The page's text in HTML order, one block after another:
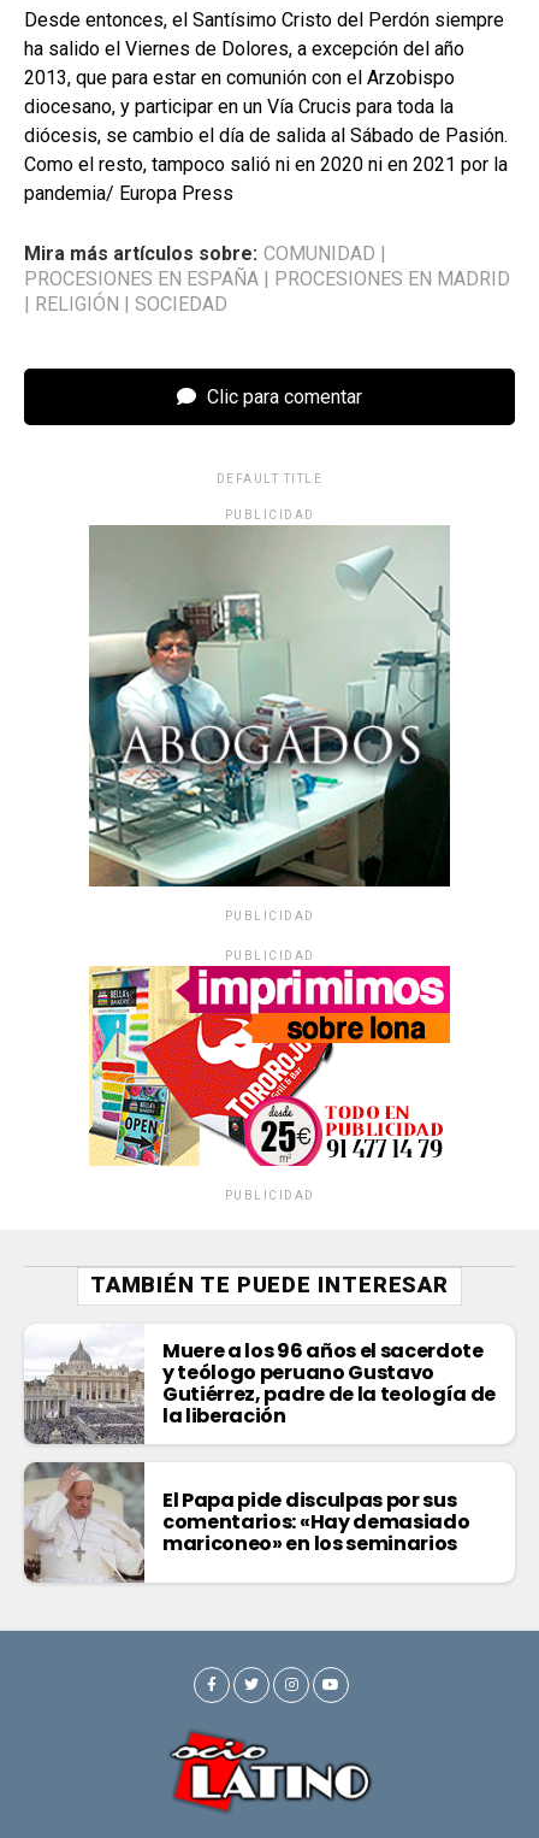
Desde entonces, el Santísimo Cristo del Perdón siempre
ha salido el Viernes de Dolores, a excepción del año
2013, que para estar en comunión con el Arzobispo
diocesano, y participar en un Vía Crucis para toda la
diócesis, se cambio el día de salida al Sábado de Pasión.
Como el resto, tampoco salió ni en 2020 ni en 2021 por la
pandemia/ Europa Press
Mira más artículos sobre: COMUNIDAD
PROCESIONES EN ESPAÑA
PROCESIONES EN MADRID
RELIGIÓN SOCIEDAD
Clic para comentar
DEFAULT TITLE
PUBLICIDAD
PUBLICIDAD
PUBLICIDAD
PUBLICIDAD
TAMBIÉN TE PUEDE INTERESAR
Muere a los 96 años el sacerdote
y teólogo peruano Gustavo
Gutiérrez, padre de la teología de
la liberación
El Papa pide disculpas por sus
comentarios: «Hay demasiado
mariconeo» en los seminarios